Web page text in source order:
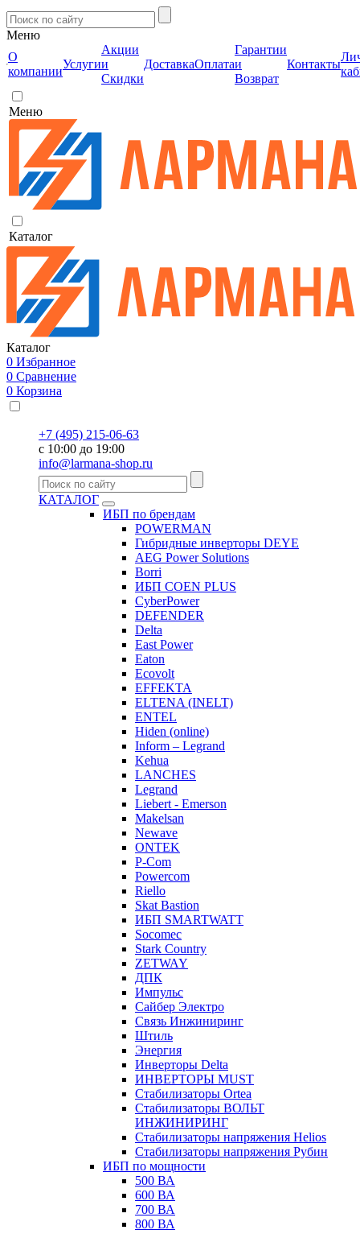
Меню
О
компании
Услуги
Акции
и
Скидки
ДоставкаОплата
Гарантии
и
Возврат
Контакты
Меню
Каталог
Каталог
0 Избранное
0 Сравнение
0 Корзина
+7 (495) 215-06-63
с 10:00 до 19:00
info@larmana-shop.ru
КАТАЛОГ
ИБП по брендам
POWERMAN
Гибридные инверторы DEYE
AEG Power Solutions
Borri
ИБП COEN PLUS
CyberPower
DEFENDER
Delta
East Power
Eaton
Ecovolt
EFFEKTA
ELTENA (INELT)
ENTEL
Hiden (online)
Inform – Legrand
Kehua
LANCHES
Legrand
Liebert - Emerson
Makelsan
Newave
ONTEK
P-Com
Powercom
Riello
Skat Bastion
ИБП SMARTWATT
Socomec
Stark Country
ZETWAY
ДПК
Импульс
Сайбер Электро
Связь Инжиниринг
Штиль
Энергия
Инверторы Delta
ИНВЕРТОРЫ MUST
Стабилизаторы Ortea
Стабилизаторы ВОЛЬТ
ИНЖИНИРИНГ
Стабилизаторы напряжения Helios
Стабилизаторы напряжения Рубин
ИБП по мощности
500 ВА
600 ВА
700 ВА
800 ВА